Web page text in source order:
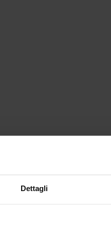
Dettagli
in Val di